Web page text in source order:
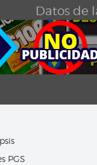
Datos de
PGS